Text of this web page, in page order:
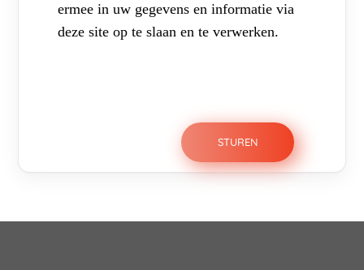
ermee in uw gegevens en informatie via
deze site op te slaan en te verwerken.